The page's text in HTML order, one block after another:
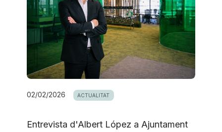
02/02/2026 ACTUALITAT
Entrevista d'Albert López a Ajuntament